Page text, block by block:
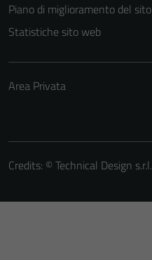
Piano di miglioramento del sito
Statistiche sito web
Area Privata
Credits: ©Technical Design s.r.l.